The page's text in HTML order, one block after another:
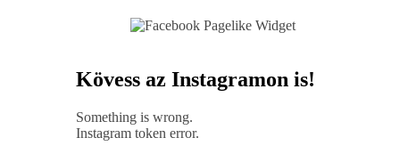
Kövess az Instagramon is!
Something is wrong.
Instagram token error.